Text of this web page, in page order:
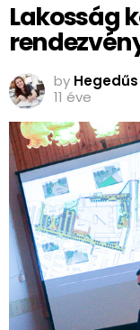
Lakosság
by Hegedűs
11 éve